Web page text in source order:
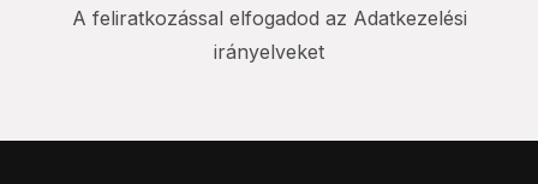
A feliratkozással elfogadod az Adatkezelési
irányelveket